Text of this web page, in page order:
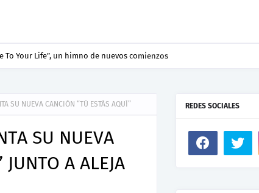
To Your Life”, un himno de nuevos comienzos
SU NUEVA CANCIÓN “TÚ ESTÁS AQUÍ”
SU NUEVA
A ALEJA
REDES SOCIALES